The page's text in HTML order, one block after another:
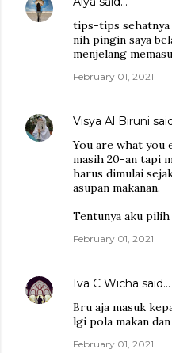
tips-tips sehatnya
nih pingin saya
menjelang
February 01, 2021
Visya Al Biruni
You are what you
masih 20-an tapi
harus dimulai
asupan makanan.
Tentunya aku
February 01, 2021
Iva C Wicha said…
Bru aja masuk
lgi pola makan
February 01, 2021